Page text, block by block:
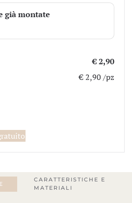
già montate
€ 2,90
€ 2,90 /pz
CARATTERISTICHE E
MATERIALI